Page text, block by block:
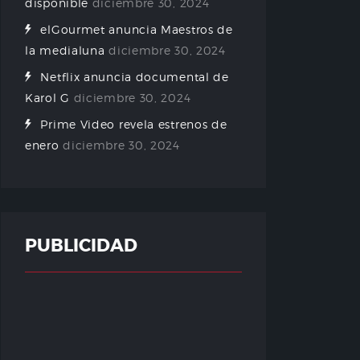
disponible diciembre 30, 2024
elGourmet anuncia Maestros de
la medialuna diciembre 30, 2024
Netflix anuncia documental de
Karol G diciembre 30, 2024
Prime Video revela estrenos de
enero diciembre 30, 2024
PUBLICIDAD